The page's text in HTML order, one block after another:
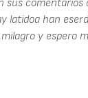
sus comentarios
latidoa han
y espero